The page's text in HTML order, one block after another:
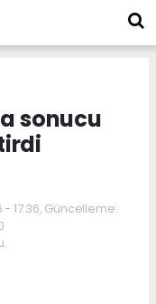
sonucu
17:36, Güncelleme: